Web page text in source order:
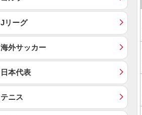
Jリーグ
海外サッカー
日本代表
テニス